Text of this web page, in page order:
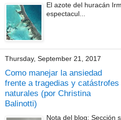
El azote del huracán
espectacul...
Thursday, September 21, 2017
Como manejar la ansiedad
frente a tragedias y catástrofes
naturales (por Christina
Balinotti)
Nota del blog: Sección